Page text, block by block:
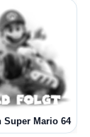
Super Mario 64